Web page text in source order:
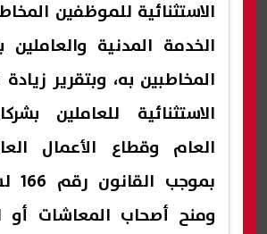
الاستثنائية للموظفين
الخدمة المدنية والعاملين
المخاطبين به، وبتقرير
الاستثنائية للعاملين
العام وقطاع الأعمال
ومنح أصحاب المعاشات أو